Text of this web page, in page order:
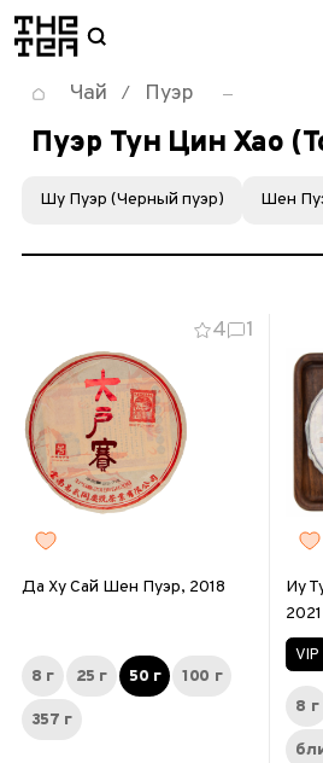
логотип
Чай / Пуэр
Пуэр Тун Цин Хао
Шу Пуэр (Черный пуэр) Шен
4 1
Да Ху Сай Шен Пуэр, 2018
8 г 25 г 50 г 100 г
357 г
Иу
2021
VIP
8 г